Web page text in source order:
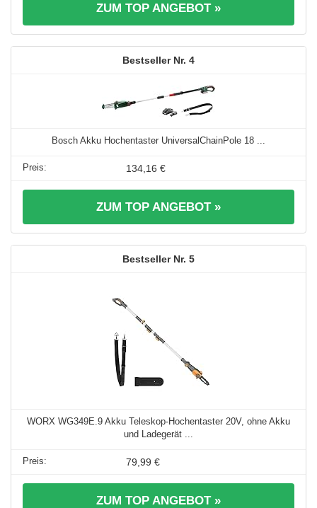
ZUM TOP ANGEBOT »
4
Bosch Akku Hochentaster UniversalChainPole 18 ...
134,16 €
ZUM TOP ANGEBOT »
5
WORX WG349E.9 Akku Teleskop-Hochentaster 20V, ohne Akku
und Ladegerät ...
79,99 €
ZUM TOP ANGEBOT »